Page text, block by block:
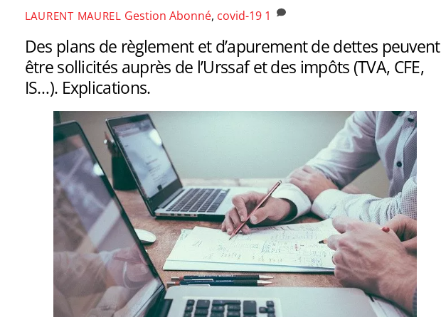
LAURENT MAUREL Gestion Abonné, covid-19 1
Des plans de règlement et d’apurement de dettes peuvent
être sollicités auprès de l’Urssaf et des impôts (TVA, CFE,
IS…). Explications.